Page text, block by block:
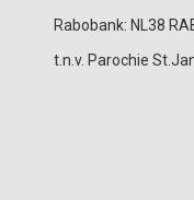
Rabobank: NL38
t.n.v. Parochie